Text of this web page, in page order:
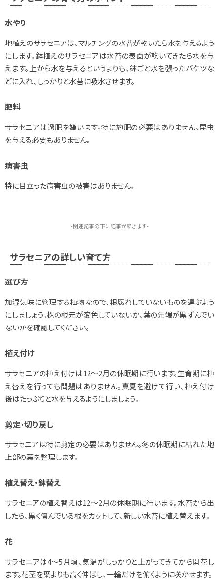
水やり
地植えのサラセニアは、マルチングの水苔が乾いたら水を与えるよう
にします。鉢植えのサラセニアは水苔の表面が乾いてきたら水を与
えます。上から水を与えるというよりも、鉢ごと水を張ったバケツな
どに入れ、しっかりと水苔に吸水させます。
肥料
サラセニアは過肥を嫌います。特に施肥の必要はありません。昆虫
を与える必要もありません。
病害虫
特に目立った病害虫の被害はありません。
-関連記事の下に記事が続きます-
サラセニアの詳しい育て方
選び方
加湿気味に管理する植物なので、根腐れしていないものを選ぶよう
にしましょう。株の根元が変色していないか、葉の先端が黒ずんでい
ないかを確認してください。
植え付け
サラセニアの植え付けは12～2月の休眠期に行います。生育期に植
え替えを行っても問題はありません。真夏を避けて行い、植え付け
後はたっぷりと水を与えるようにしましょう。
剪定・切り戻し
サラセニアは特に剪定の必要はありません。冬の休眠期に枯れた地
上部の葉を整理します。
植え替え・鉢替え
サラセニアの植え替えは12～2月の休眠期に行います。水苔から出
したら、黒く傷んでいる根をカットして、新しい水苔に植え替えます。
花
サラセニアは4～5月頃、気温がしっかりと上がってきてから開花し
ます。花茎を葉よりも高く伸ばし、一輪だけを俯くように咲かせます。